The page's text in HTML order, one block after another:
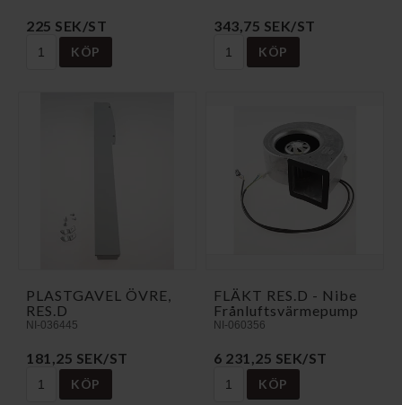
225 SEK/ST
KÖP
343,75 SEK/ST
KÖP
PLASTGAVEL ÖVRE,
RES.D
NI-036445
181,25 SEK/ST
KÖP
FLÄKT RES.D - Nibe
Frånluftsvärmepump
NI-060356
6 231,25 SEK/ST
KÖP